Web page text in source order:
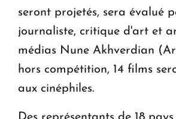
seront projetés, sera évalué
journaliste, critique d'art et
médias Nune Akhverdian
hors compétition, 14 films
aux cinéphiles.